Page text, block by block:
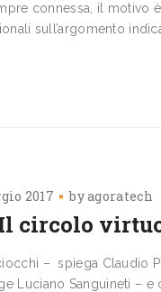
connessa, il
sull’argomento
2017 byagoratech
circolo
– spiega Claudio
Luciano Sanguineti –